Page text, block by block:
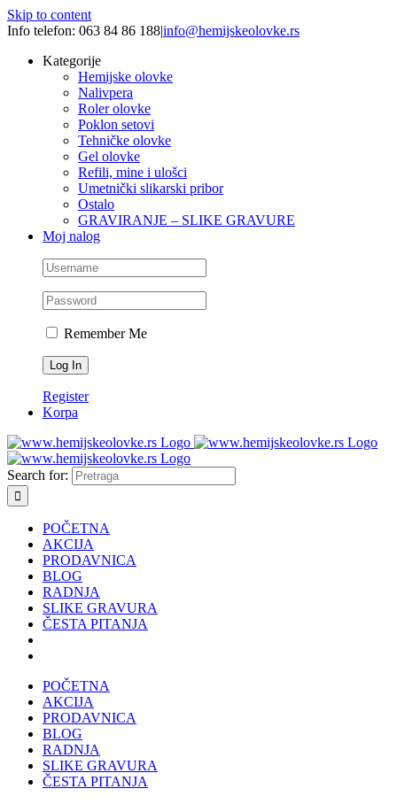
Skip to content
Info telefon: 063 84 86 188|info@hemijskeolovke.rs
Kategorije
Hemijske olovke
Nalivpera
Roler olovke
Poklon setovi
Tehničke olovke
Gel olovke
Refili, mine i ulošci
Umetnički slikarski pribor
Ostalo
GRAVIRANJE – SLIKE GRAVURE
Moj nalog
Remember Me
Register
Korpa
Search for:
POČETNA
AKCIJA
PRODAVNICA
BLOG
RADNJA
SLIKE GRAVURA
ČESTA PITANJA
POČETNA
AKCIJA
PRODAVNICA
BLOG
RADNJA
SLIKE GRAVURA
ČESTA PITANJA